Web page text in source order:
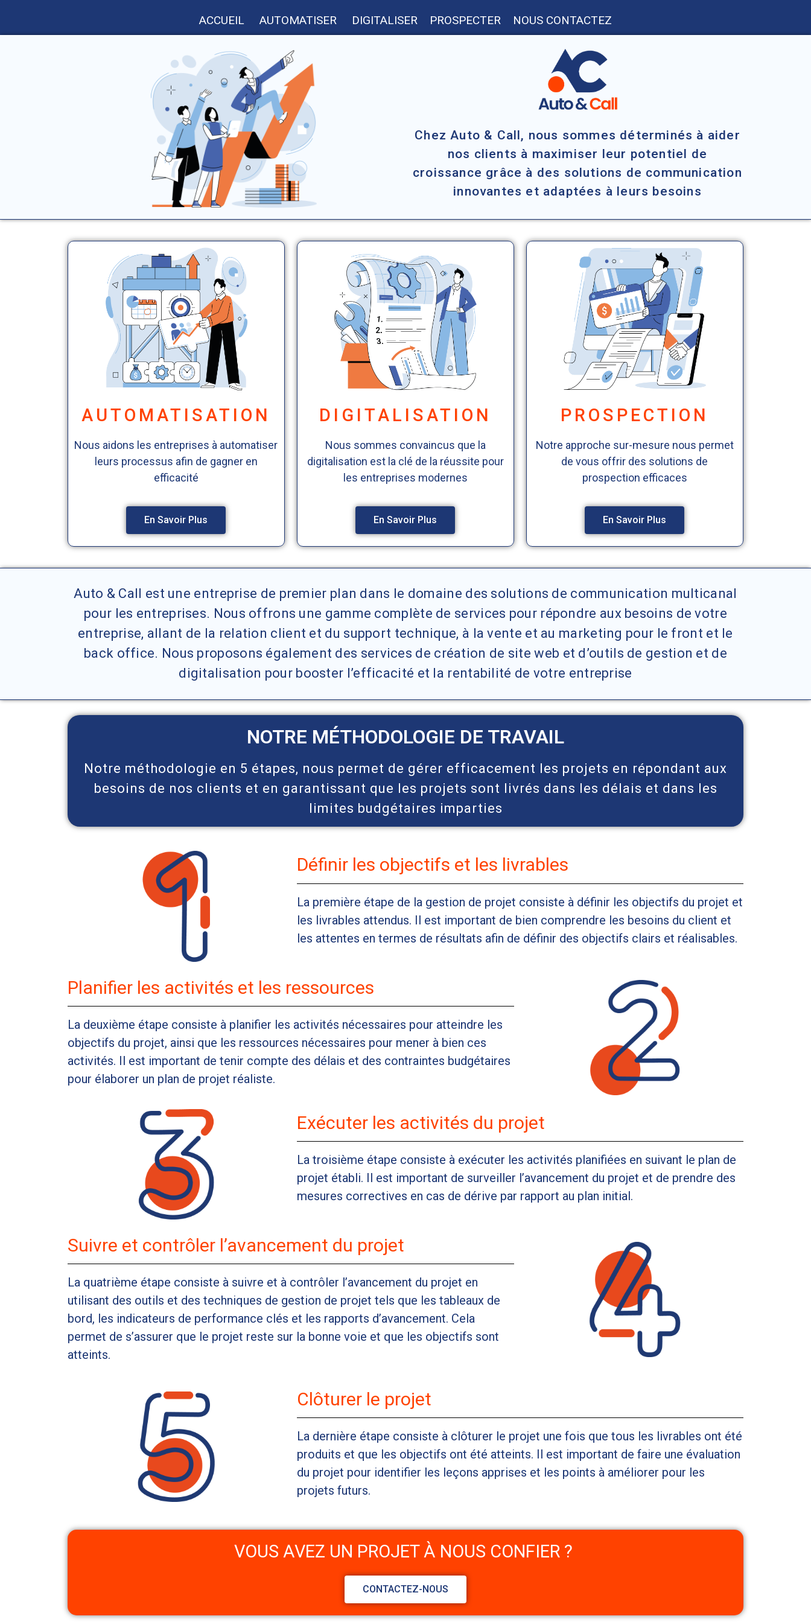
ACCUEIL AUTOMATISER DIGITALISER PROSPECTER NOUS CONTACTEZ
Chez Auto & Call, nous sommes déterminés à aider
nos clients à maximiser leur potentiel de
croissance grâce à des solutions de communication
innovantes et adaptées à leurs besoins
AUTOMATISATION
Nous aidons les entreprises à automatiser
leurs processus afin de gagner en
efficacité
En Savoir Plus
DIGITALISATION
Nous sommes convaincus que la
digitalisation est la clé de la réussite pour
les entreprises modernes
En Savoir Plus
PROSPECTION
Notre approche sur-mesure nous permet
de vous offrir des solutions de
prospection efficaces
En Savoir Plus
Auto & Call est une entreprise de premier plan dans le domaine des solutions de communication multicanal
pour les entreprises. Nous offrons une gamme complète de services pour répondre aux besoins de votre
entreprise, allant de la relation client et du support technique, à la vente et au marketing pour le front et le
back office. Nous proposons également des services de création de site web et d’outils de gestion et de
digitalisation pour booster l’efficacité et la rentabilité de votre entreprise
NOTRE MÉTHODOLOGIE DE TRAVAIL
Notre méthodologie en 5 étapes, nous permet de gérer efficacement les projets en répondant aux
besoins de nos clients et en garantissant que les projets sont livrés dans les délais et dans les
limites budgétaires imparties
Définir les objectifs et les livrables
La première étape de la gestion de projet consiste à définir les objectifs du projet et
les livrables attendus. Il est important de bien comprendre les besoins du client et
les attentes en termes de résultats afin de définir des objectifs clairs et réalisables.
Planifier les activités et les ressources
La deuxième étape consiste à planifier les activités nécessaires pour atteindre les
objectifs du projet, ainsi que les ressources nécessaires pour mener à bien ces
activités. Il est important de tenir compte des délais et des contraintes budgétaires
pour élaborer un plan de projet réaliste.
Exécuter les activités du projet
La troisième étape consiste à exécuter les activités planifiées en suivant le plan de
projet établi. Il est important de surveiller l’avancement du projet et de prendre des
mesures correctives en cas de dérive par rapport au plan initial.
Suivre et contrôler l’avancement du projet
La quatrième étape consiste à suivre et à contrôler l’avancement du projet en
utilisant des outils et des techniques de gestion de projet tels que les tableaux de
bord, les indicateurs de performance clés et les rapports d’avancement. Cela
permet de s’assurer que le projet reste sur la bonne voie et que les objectifs sont
atteints.
Clôturer le projet
La dernière étape consiste à clôturer le projet une fois que tous les livrables ont été
produits et que les objectifs ont été atteints. Il est important de faire une évaluation
du projet pour identifier les leçons apprises et les points à améliorer pour les
projets futurs.
VOUS AVEZ UN PROJET À NOUS CONFIER ?
CONTACTEZ-NOUS